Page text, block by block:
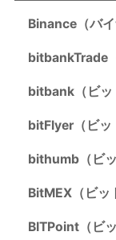
Binance（バイ
bitbankTrade
bitbank（ビッ
bitFlyer（ビッ
bithumb（ビッ
BitMEX（ビッ
BITPoint（ビ